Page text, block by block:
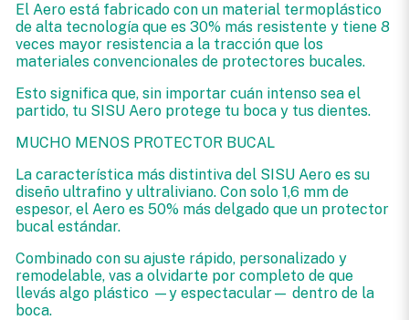
El Aero está fabricado con un material termoplástico
de alta tecnología que es 30% más resistente y tiene 8
veces mayor resistencia a la tracción que los
materiales convencionales de protectores bucales.
Esto significa que, sin importar cuán intenso sea el
partido, tu SISU Aero protege tu boca y tus dientes.
MUCHO MENOS PROTECTOR BUCAL
La característica más distintiva del SISU Aero es su
diseño ultrafino y ultraliviano. Con solo 1,6 mm de
espesor, el Aero es 50% más delgado que un protector
bucal estándar.
Combinado con su ajuste rápido, personalizado y
remodelable, vas a olvidarte por completo de que
llevás algo plástico —y espectacular— dentro de la
boca.